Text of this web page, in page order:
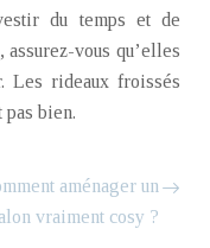
du temps et de
vous qu’elles
Les rideaux froissés
pas bien.
aménager un
vraiment cosy ?